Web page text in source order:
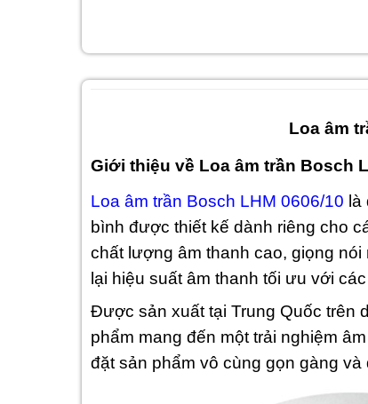
Loa âm
Giới thiệu về Loa âm trần Bosch
Loa âm trần Bosch LHM 0606/10
bình được thiết kế dành riêng cho
chất lượng âm thanh cao, giọng
lại hiệu suất âm thanh tối ưu với
Được sản xuất tại Trung Quốc trên
phẩm mang đến một trải nghiệm
đặt sản phẩm vô cùng gọn gàng và